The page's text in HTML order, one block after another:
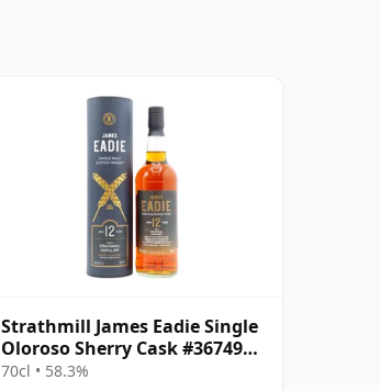
Strathmill James Eadie Single
Oloroso Sherry Cask #367496
2011 12 Jahre alt
70cl • 58.3%